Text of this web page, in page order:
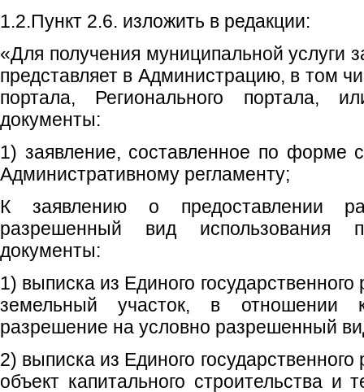
1.2.Пункт 2.6. изложить в редакции:
«Для получения муниципальной услуги
представляет в Администрацию, в том
портала, Регионального
документы:
1) заявление, составленное по форме
Административному регламенту;
К заявлению о предоставлении
разрешенный вид использования
документы:
1) выписка из Единого
земельный участок, в отношении
разрешение на условно разрешенный
2) выписка из Единого
объект капитального строительства и